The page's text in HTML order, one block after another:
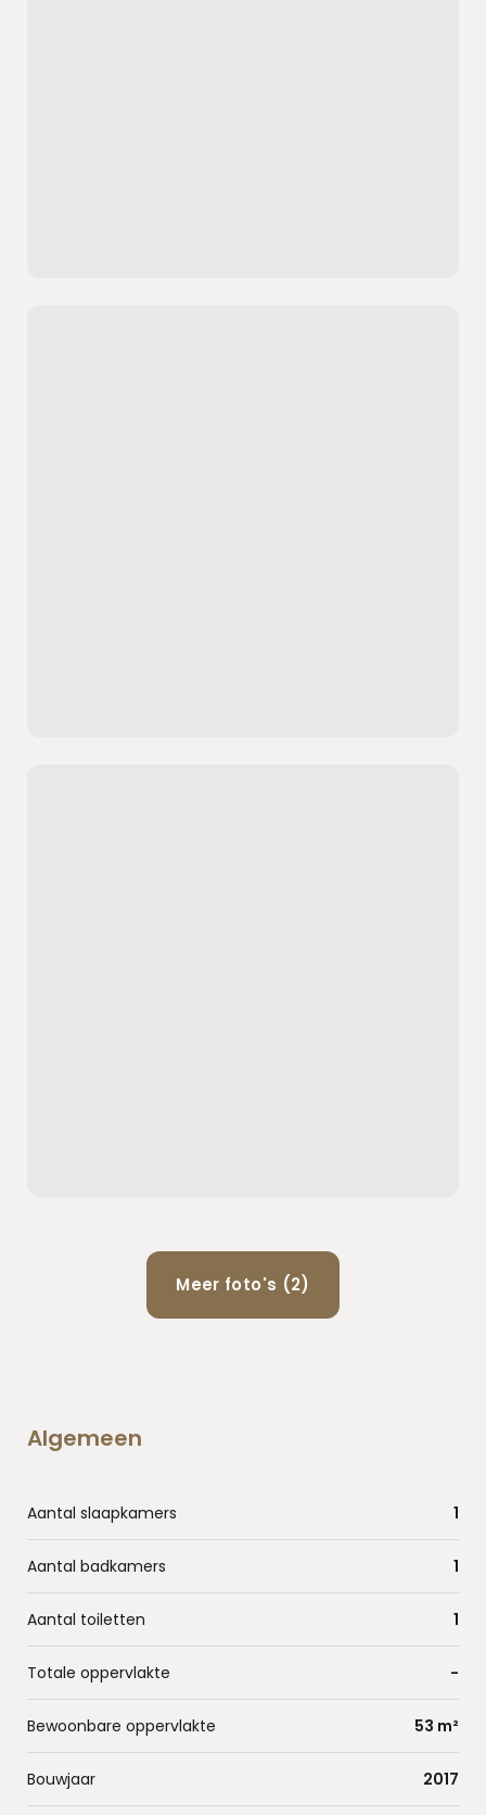
Meer foto's (2)
Algemeen
Aantal slaapkamers 1
Aantal badkamers 1
Aantal toiletten 1
Totale oppervlakte -
Bewoonbare oppervlakte 53 m²
Bouwjaar 2017